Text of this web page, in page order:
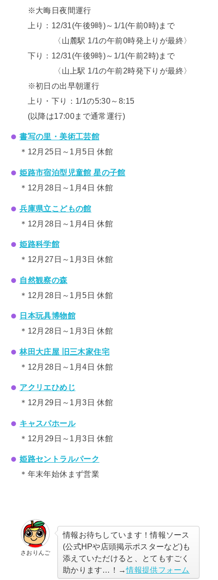
※大晦日夜間運行
上り：12/31(午後9時)～1/1(午前0時)まで
〈山麓駅 1/1の午前0時発上りが最終〉
下り：12/31(午後9時)～1/1(午前2時)まで
〈山上駅 1/1の午前2時発下りが最終〉
※初日の出早朝運行
上り・下り：1/1の5:30～8:15
(以降は17:00まで通常運行)
書写の里・美術工芸館
＊12月25日～1月5日 休館
姫路市宿泊型児童館 星の子館
＊12月28日～1月4日 休館
兵庫県立こどもの館
＊12月28日～1月4日 休館
姫路科学館
＊12月27日～1月3日 休館
自然観察の森
＊12月28日～1月5日 休館
日本玩具博物館
＊12月28日～1月3日 休館
林田大庄屋 旧三木家住宅
＊12月28日～1月4日 休館
アクリエひめじ
＊12月29日～1月3日 休館
キャスパホール
＊12月29日～1月3日 休館
姫路セントラルパーク
＊年末年始休まず営業
さおりんご
情報お待ちしています！情報ソース
(公式HPや店頭掲示ポスターなど)も
添えていただけると、とてもすごく
助かります…！→情報提供フォーム